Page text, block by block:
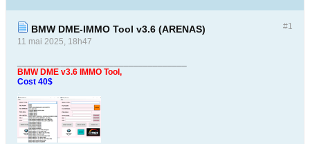
#1
BMW DME-IMMO Tool v3.6 (ARENAS)
11 mai 2025, 18h47
BMW DME v3.6 IMMO Tool,
Cost 40$
.